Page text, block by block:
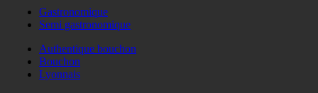
Gastronomique
Semi gastronomique
Authentique bouchon
Bouchon
Lyonnais